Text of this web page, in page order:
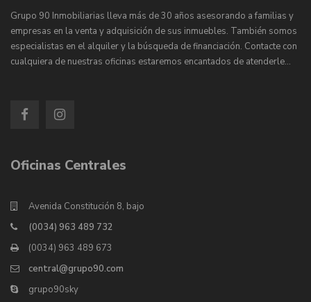
Grupo 90 Inmobiliarias lleva más de 30 años asesorando a familias y
empresas en la venta y adquisición de sus inmuebles. También somos
especialistas en el alquiler y la búsqueda de financiación. Contacte con
cualquiera de nuestras oficinas estaremos encantados de atenderle…
Oficinas Centrales
Avenida Constitución 8, bajo
(0034) 963 489 732
(0034) 963 489 673
central@grupo90.com
grupo90sky